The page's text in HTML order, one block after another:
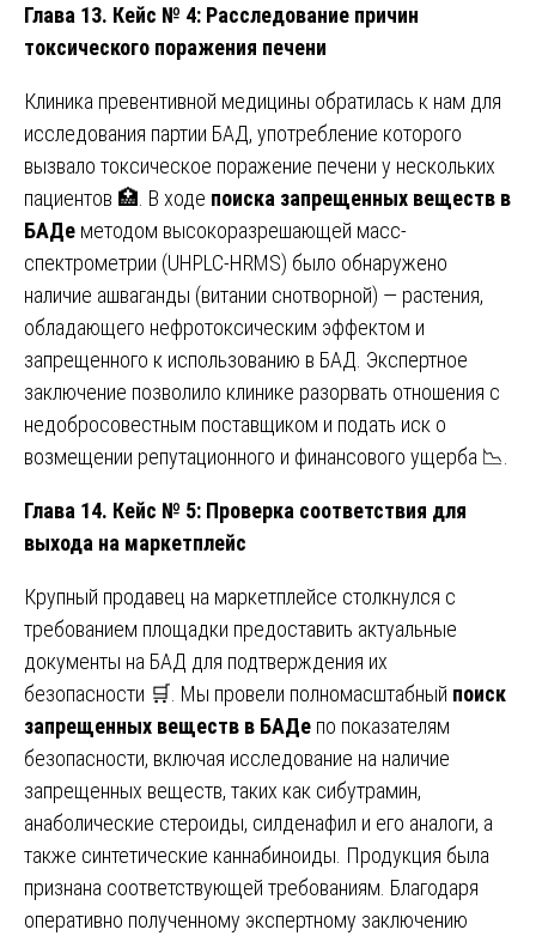
Глава 13. Кейс № 4: Расследование причин
токсического поражения печени
Клиника превентивной медицины обратилась к нам для
исследования партии БАД, употребление которого
вызвало токсическое поражение печени у нескольких
пациентов 🏥. В ходе поиска запрещенных веществ в
БАДе методом высокоразрешающей масс-
спектрометрии (UHPLC-HRMS) было обнаружено
наличие ашваганды (витании снотворной) — растения,
обладающего нефротоксическим эффектом и
запрещенного к использованию в БАД. Экспертное
заключение позволило клинике разорвать отношения с
недобросовестным поставщиком и подать иск о
возмещении репутационного и финансового ущерба 📉.
Глава 14. Кейс № 5: Проверка соответствия для
выхода на маркетплейс
Крупный продавец на маркетплейсе столкнулся с
требованием площадки предоставить актуальные
документы на БАД для подтверждения их
безопасности 🛒. Мы провели полномасштабный поиск
запрещенных веществ в БАДе по показателям
безопасности, включая исследование на наличие
запрещенных веществ, таких как сибутрамин,
анаболические стероиды, силденафил и его аналоги, а
также синтетические каннабиноиды. Продукция была
признана соответствующей требованиям. Благодаря
оперативно полученному экспертному заключению